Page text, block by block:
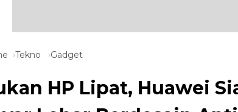
Tekno Gadget
HP Lipat, Huawei